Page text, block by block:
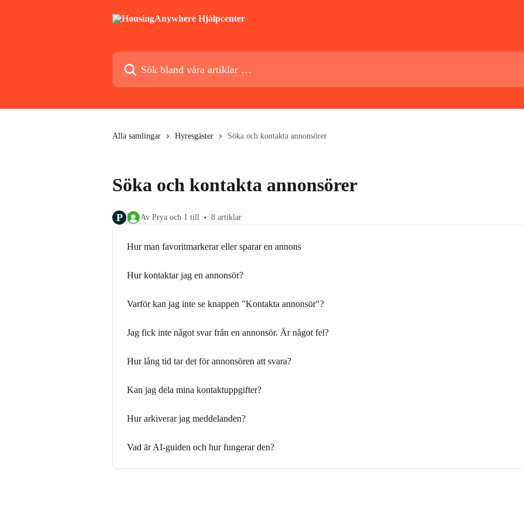
Sök bland våra artiklar …
Alla samlingar Hyresgäster Söka och kontakta annonsörer
Söka och kontakta annonsörer
P Av Prya och 1 till 8 artiklar
Hur man favoritmarkerar eller sparar en annons
Hur kontaktar jag en annonsör?
Varför kan jag inte se knappen "Kontakta annonsör"?
Jag fick inte något svar från en annonsör. Är något fel?
Hur lång tid tar det för annonsören att svara?
Kan jag dela mina kontaktuppgifter?
Hur arkiverar jag meddelanden?
Vad är AI-guiden och hur fungerar den?